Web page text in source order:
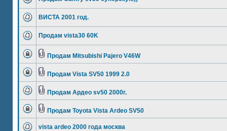
ВИСТА 2001 год.
Продам vista30 60K
Продам Mitsubishi Pajero V46W
Продам Vista SV50 1999 2.0
Продам Ардео sv50 2000г.
Продам Toyota Vista Ardeo SV50
vista ardeo 2000 года москва